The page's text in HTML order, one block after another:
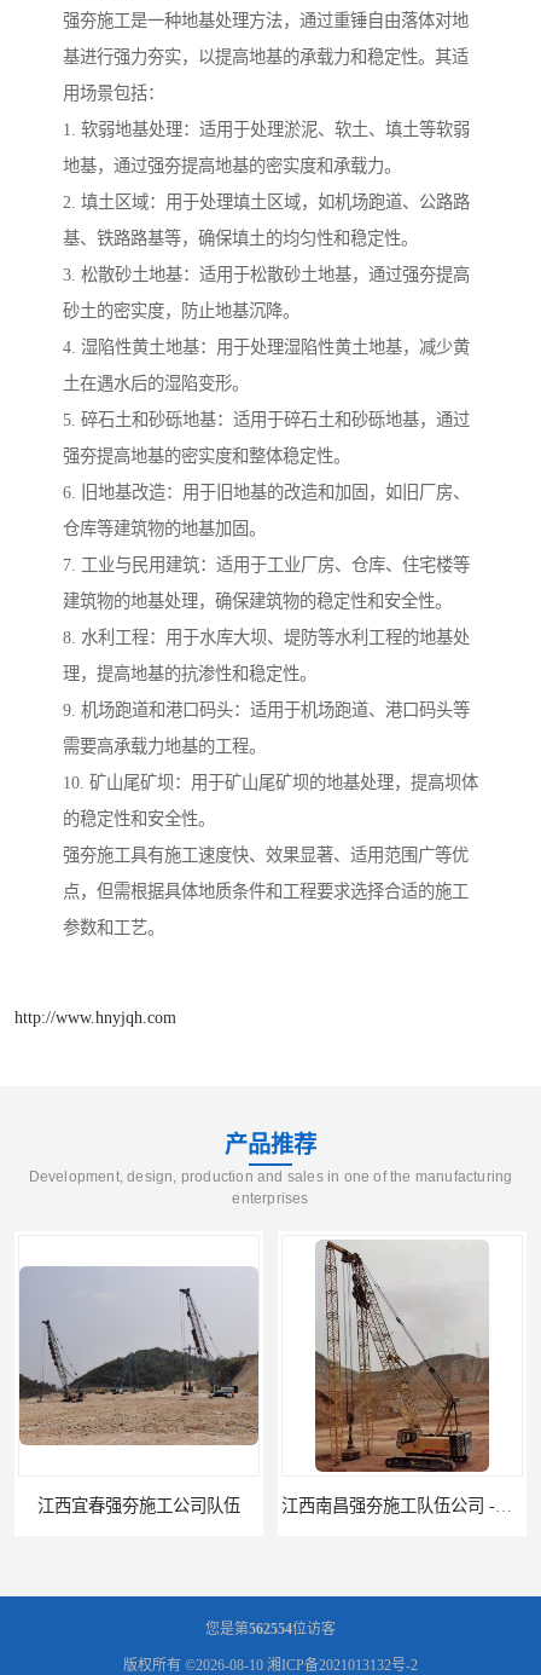
强夯施工是一种地基处理方法，通过重锤自由落体对地
基进行强力夯实，以提高地基的承载力和稳定性。其适
用场景包括：
1. 软弱地基处理：适用于处理淤泥、软土、填土等软弱
地基，通过强夯提高地基的密实度和承载力。
2. 填土区域：用于处理填土区域，如机场跑道、公路路
基、铁路路基等，确保填土的均匀性和稳定性。
3. 松散砂土地基：适用于松散砂土地基，通过强夯提高
砂土的密实度，防止地基沉降。
4. 湿陷性黄土地基：用于处理湿陷性黄土地基，减少黄
土在遇水后的湿陷变形。
5. 碎石土和砂砾地基：适用于碎石土和砂砾地基，通过
强夯提高地基的密实度和整体稳定性。
6. 旧地基改造：用于旧地基的改造和加固，如旧厂房、
仓库等建筑物的地基加固。
7. 工业与民用建筑：适用于工业厂房、仓库、住宅楼等
建筑物的地基处理，确保建筑物的稳定性和安全性。
8. 水利工程：用于水库大坝、堤防等水利工程的地基处
理，提高地基的抗渗性和稳定性。
9. 机场跑道和港口码头：适用于机场跑道、港口码头等
需要高承载力地基的工程。
10. 矿山尾矿坝：用于矿山尾矿坝的地基处理，提高坝体
的稳定性和安全性。
强夯施工具有施工速度快、效果显著、适用范围广等优
点，但需根据具体地质条件和工程要求选择合适的施工
参数和工艺。
http://www.hnyjqh.com
产品推荐
Development, design, production and sales in one of the manufacturing
enterprises
江西南昌强夯施工队伍公司 -湖南业峻强夯基础工程
您是第562554位访客
版权所有 ©2026-08-10 湘ICP备2021013132号-2